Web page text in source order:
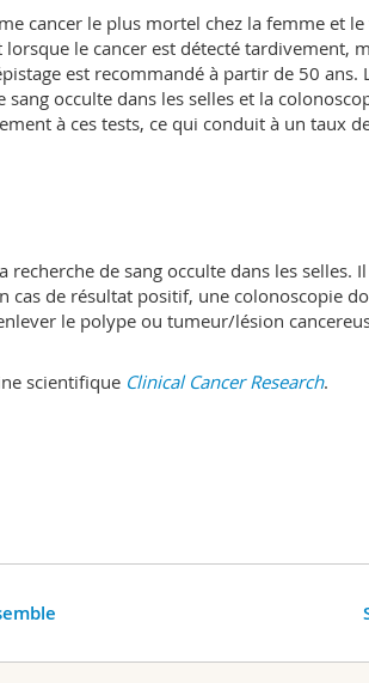
cancer le plus mortel chez la femme et
le cancer est détecté tardivement,
est recommandé à partir de 50 ans.
occulte dans les selles et la
à ces tests, ce qui conduit à un taux
de sang occulte dans les selles. Il
cas de résultat positif, une colonoscopie
le polype ou tumeur/lésion
scientifique Clinical Cancer Research.